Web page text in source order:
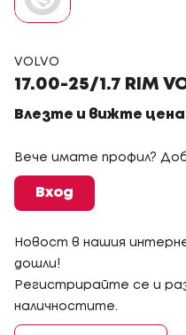
VOLVO
17.00-25/1.7 RIM
Влезте и вижте
Вече имате профил?
Вход
Новост в нашия
дошли!
Регистрирайте се и
наличностите.